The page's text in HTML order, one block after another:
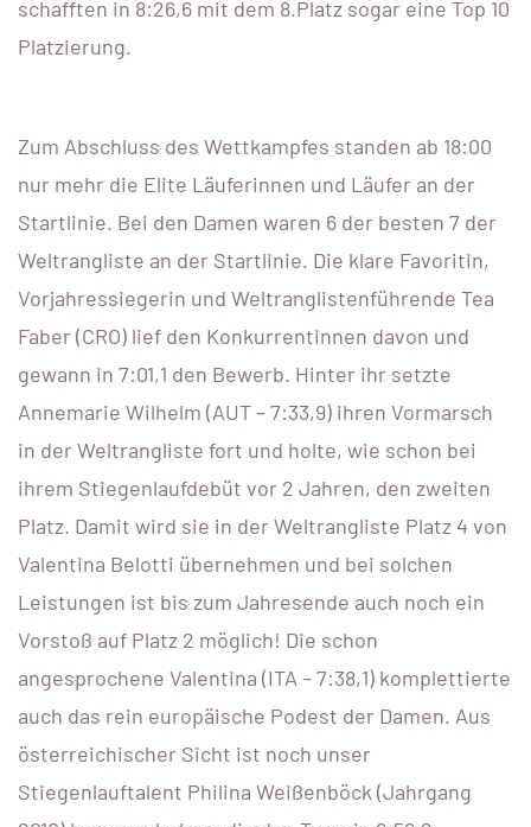
schafften in 8:26,6 mit dem 8.Platz sogar eine Top 10
Platzierung.
Zum Abschluss des Wettkampfes standen ab 18:00
nur mehr die Elite Läuferinnen und Läufer an der
Startlinie. Bei den Damen waren 6 der besten 7 der
Weltrangliste an der Startlinie. Die klare Favoritin,
Vorjahressiegerin und Weltranglistenführende Tea
Faber (CRO) lief den Konkurrentinnen davon und
gewann in 7:01,1 den Bewerb. Hinter ihr setzte
Annemarie Wilhelm (AUT – 7:33,9) ihren Vormarsch
in der Weltrangliste fort und holte, wie schon bei
ihrem Stiegenlaufdebüt vor 2 Jahren, den zweiten
Platz. Damit wird sie in der Weltrangliste Platz 4 von
Valentina Belotti übernehmen und bei solchen
Leistungen ist bis zum Jahresende auch noch ein
Vorstoß auf Platz 2 möglich! Die schon
angesprochene Valentina (ITA – 7:38,1) komplettierte
auch das rein europäische Podest der Damen. Aus
österreichischer Sicht ist noch unser
Stiegenlauftalent Philina Weißenböck (Jahrgang